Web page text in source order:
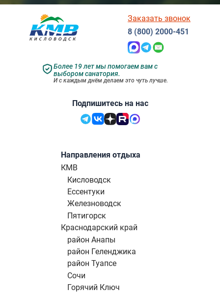
Подпишитесь на нас
Более 19 лет мы помогаем вам с
выбором санатория.
И с каждым днём делаем это чуть лучше.
Заказать звонок
8 (800) 2000-451
Направления отдыха
КМВ
Кисловодск
Ессентуки
Железноводск
Пятигорск
Краснодарский край
район Анапы
район Геленджика
район Туапсе
Сочи
Горячий Ключ